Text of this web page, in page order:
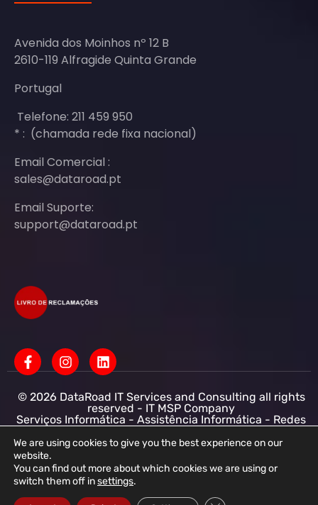
Avenida dos Moinhos nº 12 B
2610-119 Alfragide Quinta Grande
Portugal
Telefone: 211 459 950
* : (chamada rede fixa nacional)
Email Comercial :
sales@dataroad.pt
Email Suporte:
support@dataroad.pt
© 2026 DataRoad IT Services and Consulting all rights
reserved - IT MSP Company
Serviços Informática - Assistência Informática - Redes
Empresarial
DataRoad IT Services and Consulting LDA NIF:
513368078 - CAE: 62201-R4 - Capital Social :
50.001,00 € - Conservatória do registo comercial
R.N.P.C
We are using cookies to give you the best experience on our
website.
You can find out more about which cookies we are using or
switch them off insettings.